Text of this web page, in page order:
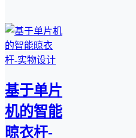
基于单片
机的智能
晾衣杆-